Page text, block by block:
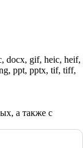
docx, gif, heic, heif,
ppt, pptx, tif, tiff,
а также с